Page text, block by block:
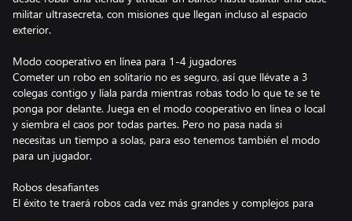
militar ultrasecreta, con misiones que llegan incluso al espacio
exterior.
Modo cooperativo en línea para 1-4 jugadores
Cometer un robo en solitario no es seguro, así que llévate a 3
colegas contigo y líala parda mientras robas todo lo que te se te
ponga por delante. Juega en el modo cooperativo en línea o local
y siembra el caos por todas partes. Pero no pasa nada si
necesitas un tiempo a solas, para eso tenemos también el modo
para un jugador.
Robos desafiantes
El éxito te traerá robos cada vez más grandes y complejos para